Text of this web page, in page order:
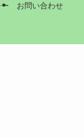
お問い合わせ